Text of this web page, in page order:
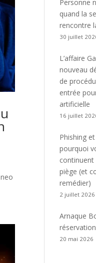
Personne
quand la
rencontre
30 juillet
L’affaire
nouveau
de
entrée
artificielle
16 juillet
Phishing
pourquoi
piège (et
remédier)
2 juillet 2026
Arnaque
20 mai 2026